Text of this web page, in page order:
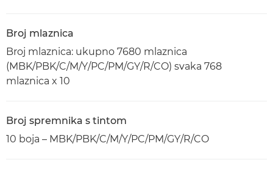
Broj mlaznica
Broj mlaznica: ukupno 7680 mlaznica
(MBK/PBK/C/M/Y/PC/PM/GY/R/CO) svaka 768
mlaznica x 10
Broj spremnika s tintom
10 boja – MBK/PBK/C/M/Y/PC/PM/GY/R/CO